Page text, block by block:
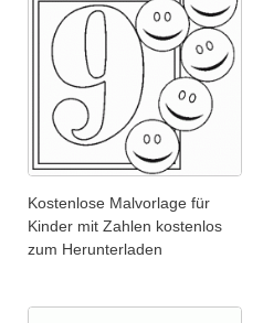
Kostenlose Malvorlage für
Kinder mit Zahlen kostenlos
zum Herunterladen